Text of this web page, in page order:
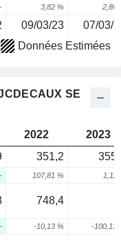
- 3,82 % 2,86
09/03/23 07/03/
Données Estimées
SE
2022
2023
351,2
- 107,81 % 1,11
748,4
- -10,13 % -100,13